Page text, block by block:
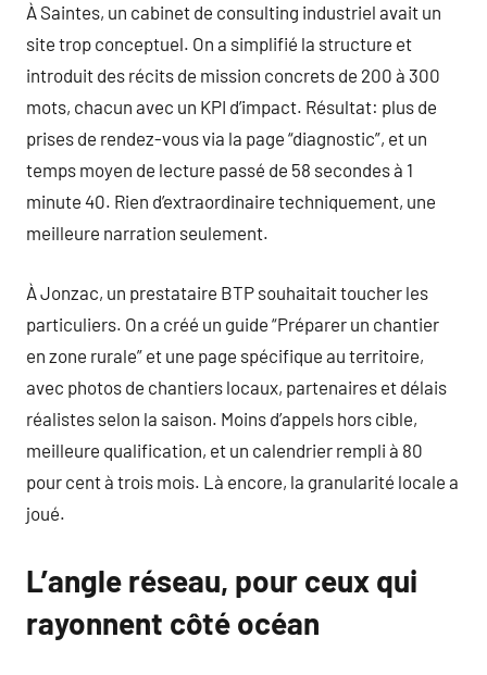
À Saintes, un cabinet de consulting industriel avait un
site trop conceptuel. On a simplifié la structure et
introduit des récits de mission concrets de 200 à 300
mots, chacun avec un KPI d’impact. Résultat: plus de
prises de rendez-vous via la page “diagnostic”, et un
temps moyen de lecture passé de 58 secondes à 1
minute 40. Rien d’extraordinaire techniquement, une
meilleure narration seulement.
À Jonzac, un prestataire BTP souhaitait toucher les
particuliers. On a créé un guide “Préparer un chantier
en zone rurale” et une page spécifique au territoire,
avec photos de chantiers locaux, partenaires et délais
réalistes selon la saison. Moins d’appels hors cible,
meilleure qualification, et un calendrier rempli à 80
pour cent à trois mois. Là encore, la granularité locale a
joué.
L’angle réseau, pour ceux qui
rayonnent côté océan